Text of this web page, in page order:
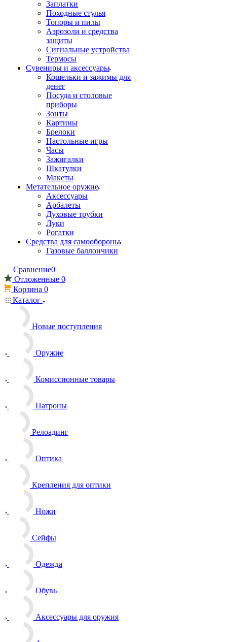
Заплатки
Походные стулья
Топоры и пилы
Аэрозоли и средства
защиты
Сигнальные устройства
Термосы
Сувениры и аксессуары
Кошельки и зажимы для
денег
Посуда и столовые
приборы
Зонты
Картины
Брелоки
Настольные игры
Часы
Зажигалки
Шкатулки
Макеты
Метательное оружие
Аксессуары
Арбалеты
Духовые трубки
Луки
Рогатки
Средства для самообороны
Газовые баллончики
Сравнение0
Отложенные 0
Корзина 0
Каталог
Новые поступления
Оружие
Комиссионные товары
Патроны
Релоадинг
Оптика
Крепления для оптики
Ножи
Сейфы
Одежда
Обувь
Аксессуары для оружия